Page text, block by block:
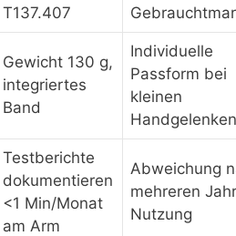
T137.407
Gewicht 130 g,
integriertes
Band
Individuelle
Passform bei
kleinen
Handgelenken
Testberichte
dokumentieren
<1 Min/Monat
am Arm
Abweichung
mehreren
Nutzung